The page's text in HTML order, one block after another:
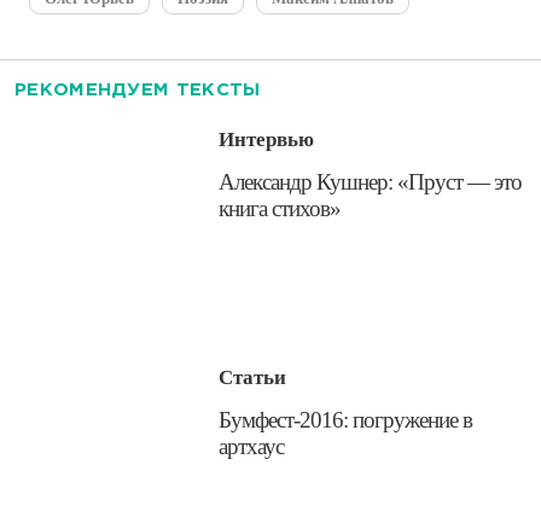
РЕКОМЕНДУЕМ ТЕКСТЫ
Интервью
​Александр Кушнер: «Пруст — это
книга стихов»
Статьи
Бумфест-2016: погружение в
артхаус